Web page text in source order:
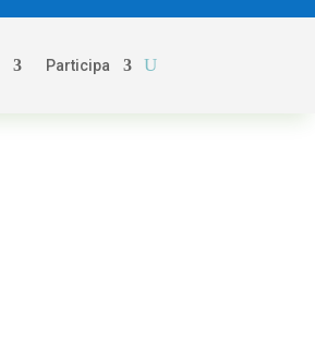
Participa